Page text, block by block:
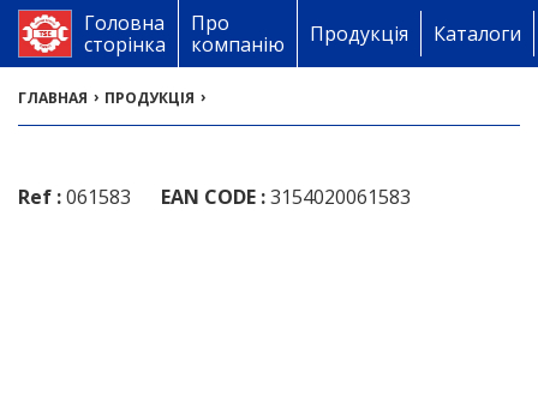
Головна
сторінка
Про
компанію
Продукція Каталоги
ГЛАВНАЯ › ПРОДУКЦІЯ ›
Ref :061583 EAN CODE :3154020061583